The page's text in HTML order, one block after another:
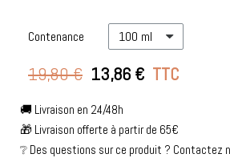
Contenance
19,80 € 13,86 € TTC
🚚 Livraison en 24/48h
🎁 Livraison offerte à partir de 65€
❔ Des questions sur ce produit ? Contactez